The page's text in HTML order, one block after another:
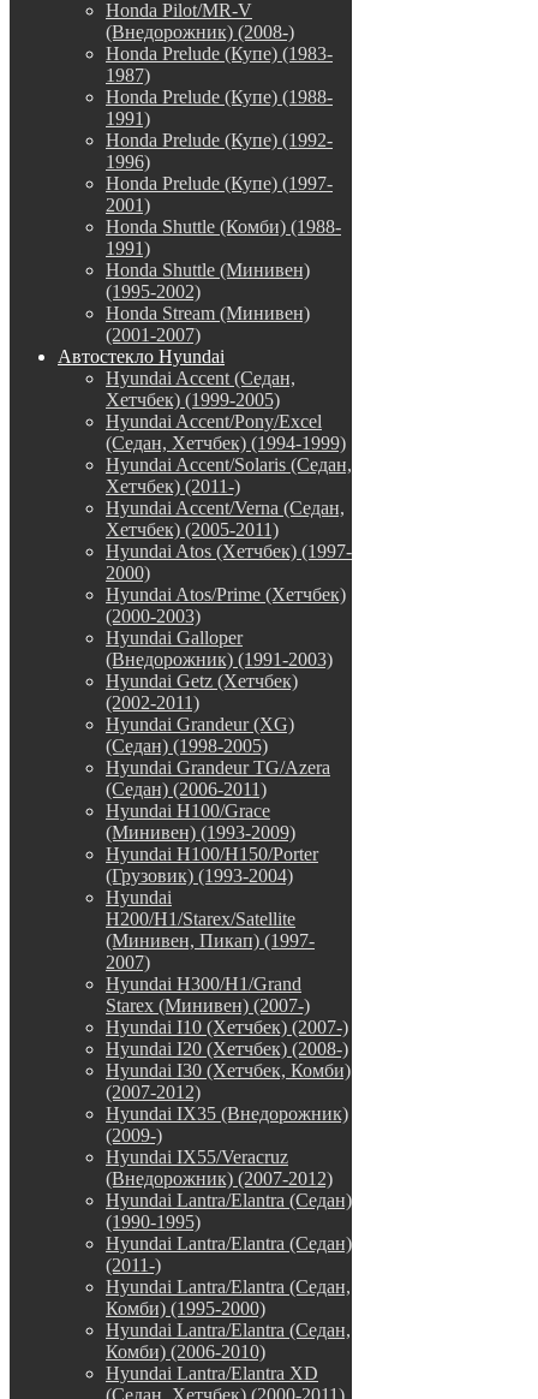
Honda Pilot/MR-V
(Внедорожник) (2008-)
Honda Prelude (Купе) (1983-
1987)
Honda Prelude (Купе) (1988-
1991)
Honda Prelude (Купе) (1992-
1996)
Honda Prelude (Купе) (1997-
2001)
Honda Shuttle (Комби) (1988-
1991)
Honda Shuttle (Минивен)
(1995-2002)
Honda Stream (Минивен)
(2001-2007)
Автостекло Hyundai
Hyundai Accent (Седан,
Хетчбек) (1999-2005)
Hyundai Accent/Pony/Excel
(Седан, Хетчбек) (1994-1999)
Hyundai Accent/Solaris (Седан,
Хетчбек) (2011-)
Hyundai Accent/Verna (Седан,
Хетчбек) (2005-2011)
Hyundai Atos (Хетчбек) (1997-
2000)
Hyundai Atos/Prime (Хетчбек)
(2000-2003)
Hyundai Galloper
(Внедорожник) (1991-2003)
Hyundai Getz (Хетчбек)
(2002-2011)
Hyundai Grandeur (XG)
(Седан) (1998-2005)
Hyundai Grandeur TG/Azera
(Седан) (2006-2011)
Hyundai H100/Grace
(Минивен) (1993-2009)
Hyundai H100/H150/Porter
(Грузовик) (1993-2004)
Hyundai
H200/H1/Starex/Satellite
(Минивен, Пикап) (1997-
2007)
Hyundai H300/H1/Grand
Starex (Минивен) (2007-)
Hyundai I10 (Хетчбек) (2007-)
Hyundai I20 (Хетчбек) (2008-)
Hyundai I30 (Хетчбек, Комби)
(2007-2012)
Hyundai IX35 (Внедорожник)
(2009-)
Hyundai IX55/Veracruz
(Внедорожник) (2007-2012)
Hyundai Lantra/Elantra (Седан)
(1990-1995)
Hyundai Lantra/Elantra (Седан)
(2011-)
Hyundai Lantra/Elantra (Седан,
Комби) (1995-2000)
Hyundai Lantra/Elantra (Седан,
Комби) (2006-2010)
Hyundai Lantra/Elantra XD
(Седан, Хетчбек) (2000-2011)